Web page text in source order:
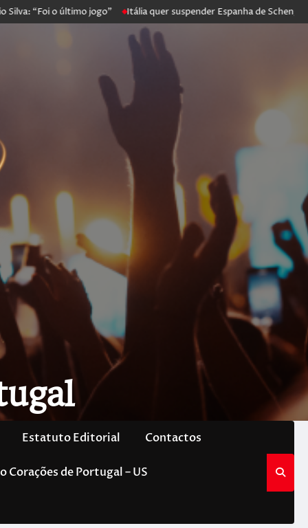
o último jogo” Itália quer suspender Espanha de Schengen.
Estatuto Editorial Contactos
Corações de Portugal – US